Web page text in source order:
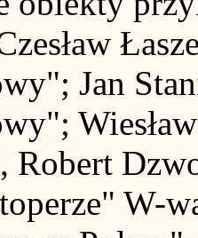
Jan
Robert
W-